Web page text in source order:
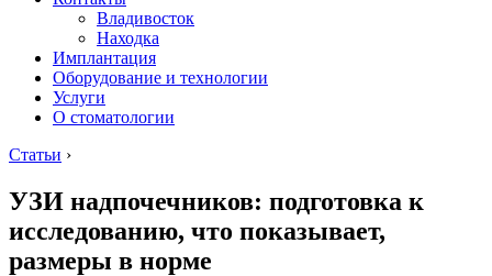
Владивосток
Находка
Имплантация
Оборудование и технологии
Услуги
О стоматологии
Статьи ›
УЗИ надпочечников: подготовка к
исследованию, что показывает,
размеры в норме